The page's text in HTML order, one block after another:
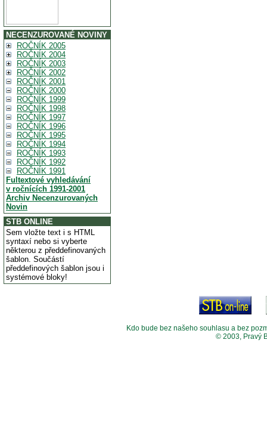
NECENZUROVANÉ NOVINY
ROČNÍK 2005
ROČNÍK 2004
ROČNÍK 2003
ROČNÍK 2002
ROČNÍK 2001
ROČNÍK 2000
ROČNÍK 1999
ROČNÍK 1998
ROČNÍK 1997
ROČNÍK 1996
ROČNÍK 1995
ROČNÍK 1994
ROČNÍK 1993
ROČNÍK 1992
ROČNÍK 1991
Fultextové vyhledávání
v ročnících 1991-2001
Archiv Necenzurovaných
Novin
STB ONLINE
Sem vložte text i s HTML
syntaxí nebo si vyberte
některou z předdefinovaných
šablon. Součástí
předdefinových šablon jsou i
systémové bloky!
Kdo bude bez našeho souhlasu a bez
© 2003, Pravý